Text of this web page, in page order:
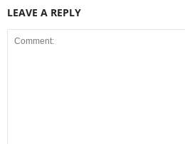
LEAVE A REPLY